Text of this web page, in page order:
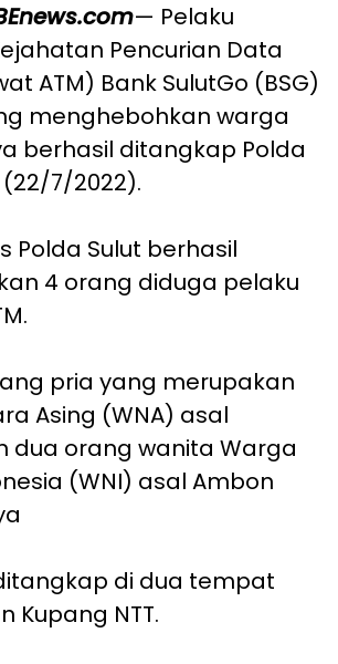
— Pelaku
Pencurian Data
ATM) Bank SulutGo (BSG)
menghebohkan warga
berhasil ditangkap Polda
7/2022).
Polda Sulut berhasil
4 orang diduga pelaku
pria yang merupakan
Asing (WNA) asal
dua orang wanita Warga
(WNI) asal Ambon
ditangkap di dua tempat
Kupang NTT.